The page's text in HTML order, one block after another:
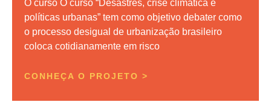
O curso O curso “Desastres, crise climática e
políticas urbanas” tem como objetivo debater como
o processo desigual de urbanização brasileiro
coloca cotidianamente em risco
CONHEÇA O PROJETO >